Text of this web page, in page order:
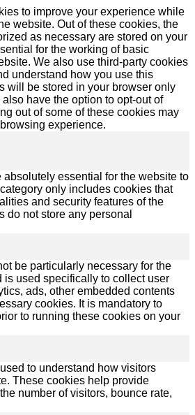
to improve your experience while
website. Out of these cookies, the
as necessary are stored on your
for the working of basic
We also use third-party cookies
understand how you use this
will be stored in your browser only
have the option to opt-out of
out of some of these cookies may
experience.
absolutely essential for the website to
only includes cookies that
and security features of the
do not store any personal
be particularly necessary for the
is used specifically to collect user
ads, other embedded contents
cookies. It is mandatory to
to running these cookies on your
to understand how visitors
These cookies help provide
number of visitors, bounce rate,